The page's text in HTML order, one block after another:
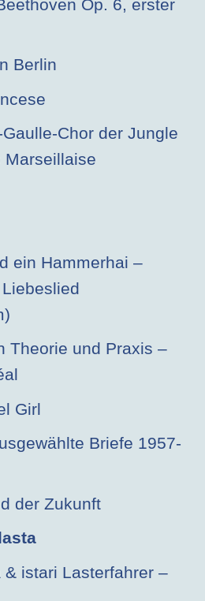
Op. 6, erster
Berlin
Chor der Jungle
Marseillaise
ein Hammerhai –
Theorie und Praxis –
Girl
Briefe 1957-
der Zukunft
istari Lasterfahrer –